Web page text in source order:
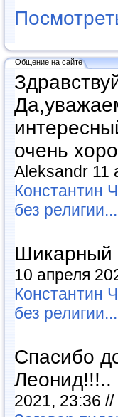
Общение на сайте
очень
Aleksandr 11
Константин
без религии...
Шикарный
10 апреля
Константин
без религии...
Спасибо
Леонид!!!..
2021, 23:36 //